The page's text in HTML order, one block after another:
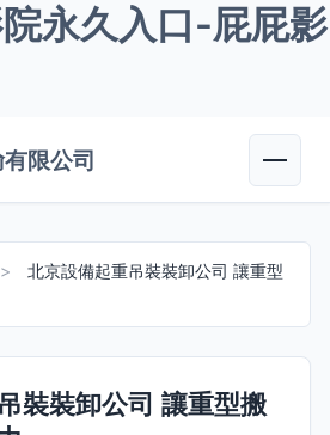
永久入口-屁屁影
限公司
>
北京設備起重吊裝裝卸公司 讓重型
裝裝卸公司 讓重型搬